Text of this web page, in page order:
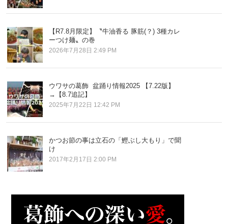
【R7.8月限定】〝牛油香る 豚筋(？) 3種カレ
ーつけ麺〟の巻
2026年7月28日 2:49 PM
ウワサの葛飾 盆踊り情報2025 【7.22版】
→【8.7追記】
2025年7月22日 12:42 PM
かつお節の事は立石の「鰹ぶし大もり」で聞
け
2017年2月17日 2:00 PM